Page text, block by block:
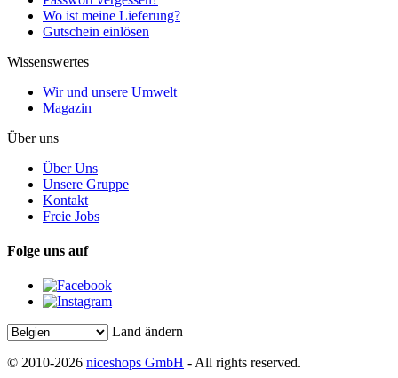
Wo ist meine Lieferung?
Gutschein einlösen
Wissenswertes
Wir und unsere Umwelt
Magazin
Über uns
Über Uns
Unsere Gruppe
Kontakt
Freie Jobs
Folge uns auf
Land ändern
© 2010-2026 niceshops GmbH - All rights reserved.